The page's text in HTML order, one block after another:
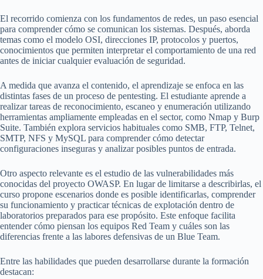
El recorrido comienza con los fundamentos de redes, un paso esencial
para comprender cómo se comunican los sistemas. Después, aborda
temas como el modelo OSI, direcciones IP, protocolos y puertos,
conocimientos que permiten interpretar el comportamiento de una red
antes de iniciar cualquier evaluación de seguridad.
A medida que avanza el contenido, el aprendizaje se enfoca en las
distintas fases de un proceso de pentesting. El estudiante aprende a
realizar tareas de reconocimiento, escaneo y enumeración utilizando
herramientas ampliamente empleadas en el sector, como Nmap y Burp
Suite. También explora servicios habituales como SMB, FTP, Telnet,
SMTP, NFS y MySQL para comprender cómo detectar
configuraciones inseguras y analizar posibles puntos de entrada.
Otro aspecto relevante es el estudio de las vulnerabilidades más
conocidas del proyecto OWASP. En lugar de limitarse a describirlas, el
curso propone escenarios donde es posible identificarlas, comprender
su funcionamiento y practicar técnicas de explotación dentro de
laboratorios preparados para ese propósito. Este enfoque facilita
entender cómo piensan los equipos Red Team y cuáles son las
diferencias frente a las labores defensivas de un Blue Team.
Entre las habilidades que pueden desarrollarse durante la formación
destacan: